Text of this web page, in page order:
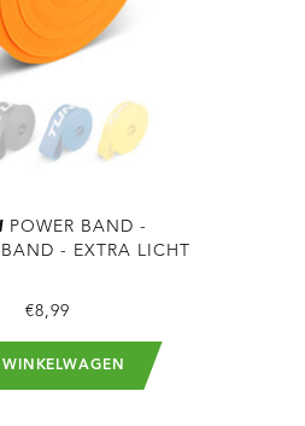
POWER BAND -
- EXTRA LICHT
€8,99